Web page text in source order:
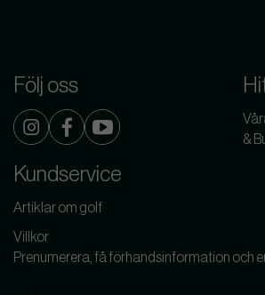
Följ oss
&
Kundservice
Artiklar om golf
Villkor
Prenumerera, få förhandsinformation och